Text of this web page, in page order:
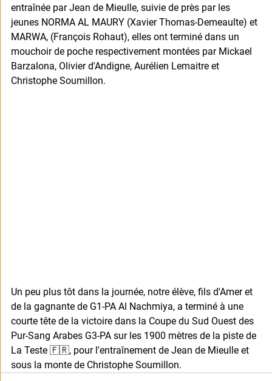
entraînée par Jean de Mieulle, suivie de près par les
jeunes NORMA AL MAURY (Xavier Thomas-Demeaulte) et
MARWA, (François Rohaut), elles ont terminé dans un
mouchoir de poche respectivement montées par Mickael
Barzalona, Olivier d'Andigne, Aurélien Lemaitre et
Christophe Soumillon.
Un peu plus tôt dans la journée, notre élève, fils d'Amer et
de la gagnante de G1-PA Al Nachmiya, a terminé à une
courte tête de la victoire dans la Coupe du Sud Ouest des
Pur-Sang Arabes G3-PA sur les 1900 mètres de la piste de
La Teste 🇫🇷, pour l'entraînement de Jean de Mieulle et
sous la monte de Christophe Soumillon.